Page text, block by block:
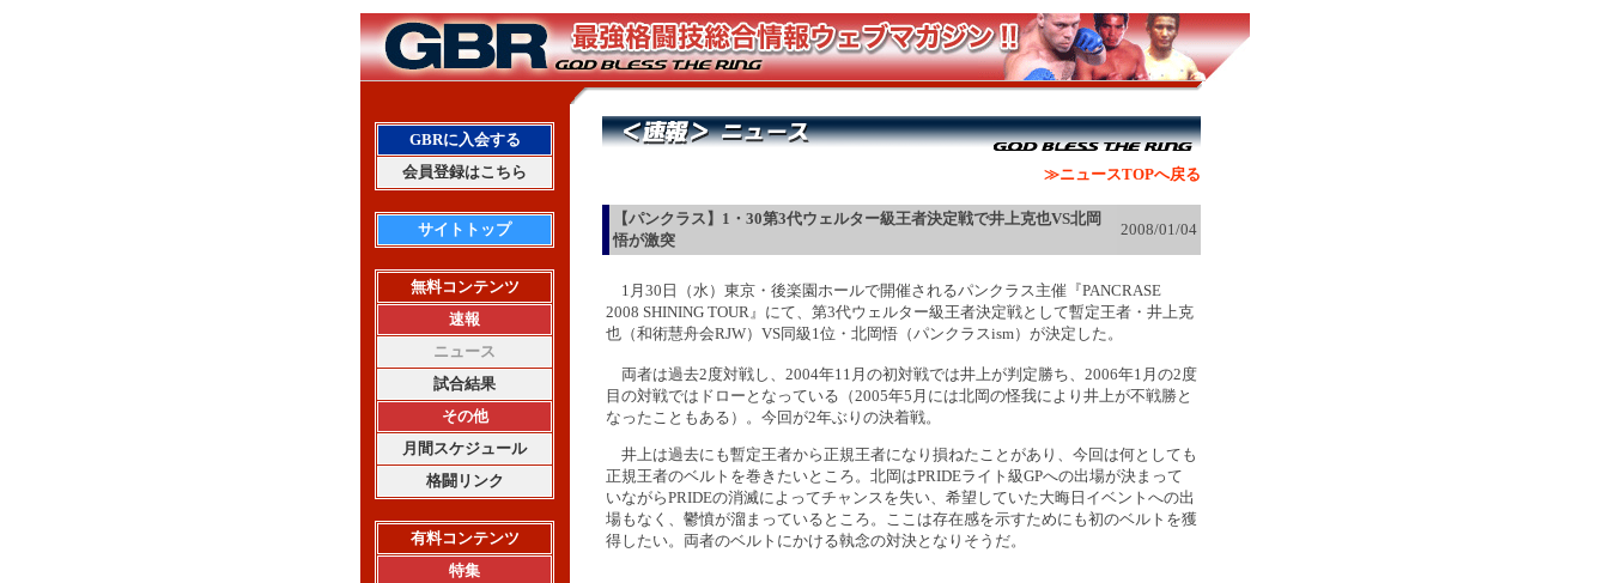
GBRに入会する
会員登録はこちら
サイトトップ
無料コンテンツ
速報
ニュース
試合結果
その他
月間スケジュール
格闘リンク
有料コンテンツ
特集
≫ニュースTOPへ戻る
【パンクラス】1・30第3代ウェルター級王者決定戦で井上克也VS北岡
悟が激突
2008/01/04
1月30日（水）東京・後楽園ホールで開催されるパンクラス主催『PANCRASE
2008 SHINING TOUR』にて、第3代ウェルター級王者決定戦として暫定王者・井上克
也（和術慧舟会RJW）VS同級1位・北岡悟（パンクラスism）が決定した。
両者は過去2度対戦し、2004年11月の初対戦では井上が判定勝ち、2006年1月の2度
目の対戦ではドローとなっている（2005年5月には北岡の怪我により井上が不戦勝と
なったこともある）。今回が2年ぶりの決着戦。
井上は過去にも暫定王者から正規王者になり損ねたことがあり、今回は何としても
正規王者のベルトを巻きたいところ。北岡はPRIDEライト級GPへの出場が決まって
いながらPRIDEの消滅によってチャンスを失い、希望していた大晦日イベントへの出
場もなく、鬱憤が溜まっているところ。ここは存在感を示すためにも初のベルトを獲
得したい。両者のベルトにかける執念の対決となりそうだ。